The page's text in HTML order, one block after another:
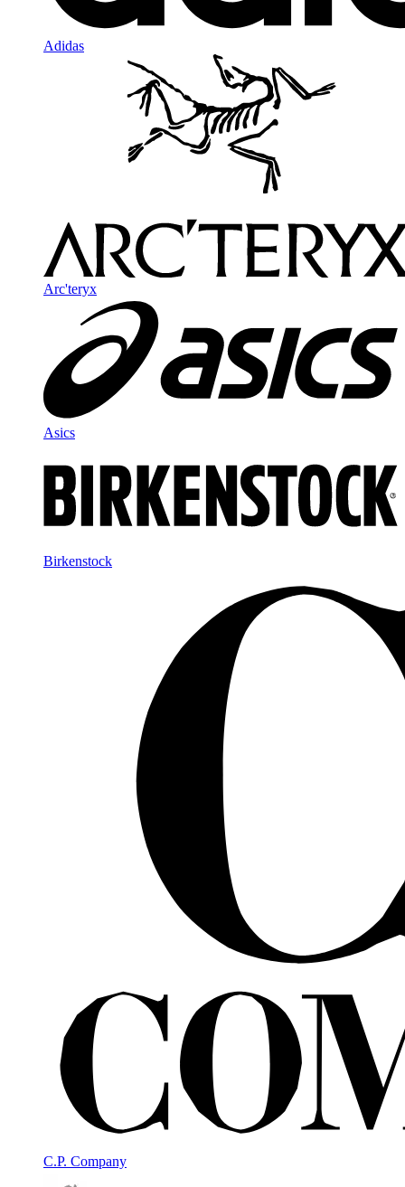
Adidas
Arc'teryx
Asics
Birkenstock
C.P. Company